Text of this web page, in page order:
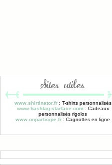
Sites utiles
www.shirtinator.fr : T-shirts personnalisés
www.hashtag-starface.com : Cadeaux
personnalisés rigolos
www.onparticipe.fr : Cagnottes en ligne